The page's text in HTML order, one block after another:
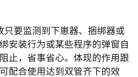
只要监测到 下崽器、捆绑器或
安装行为或某些程序的弹窗自
止，省事省心。体现的作用跟
配合使用达到双管齐下的效